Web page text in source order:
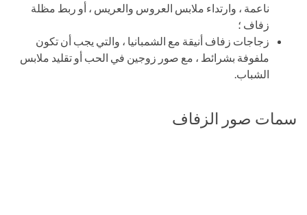
ناعمة ، وارتداء ملابس العروس والعريس ، أو ربط مظلة
زفاف ؛
زجاجات زفاف أنيقة مع الشمبانيا ، والتي يجب أن تكون
ملفوفة بشرائط ، مع صور زوجين في الحب أو تقليد ملابس
الشباب.
سمات صور الزفاف